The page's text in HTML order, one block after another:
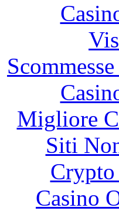
Migliore
Siti
Casino